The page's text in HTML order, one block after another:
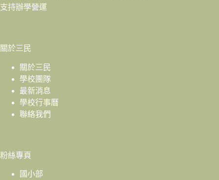
支持辦學營運
關於三民
關於三民
學校團隊
最新消息
學校行事曆
聯絡我們
粉絲專頁
國小部